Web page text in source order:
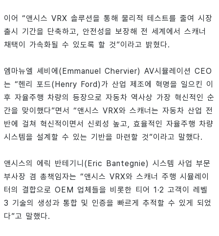
이어 “앤시스 VRX 솔루션을 통해 물리적 테스트를 줄여 시장
출시 기간을 단축하고, 안전성을 보장해 전 세계에서 스캐너
채택이 가속화될 수 있도록 할 것”이라고 밝혔다.
엠마뉴엘 셰비에(Emmanuel Chervier) AV시뮬레이션 CEO
는 “헨리 포드(Henry Ford)가 산업 제조에 혁명을 일으킨 이
후 자율주행 차량의 등장으로 자동차 역사상 가장 혁신적인 순
간을 맞이했다”면서 “앤시스 VRX와 스캐너는 자동차 산업 전
반에 걸쳐 혁신적이면서 신뢰성 높고, 효율적인 자율주행 차량
시스템을 설계할 수 있는 기반을 마련할 것”이라고 말했다.
앤시스의 에릭 반테기니(Eric Bantegnie) 시스템 사업 부문
부사장 겸 총책임자는 “앤시스 VRX와 스캐너 주행 시뮬레이
터의 결합으로 OEM 업체들을 비롯한 티어 1·2 고객이 레벨
3 기술의 생성과 통합 및 인증을 빠르게 추적할 수 있게 되었
다”고 말했다.